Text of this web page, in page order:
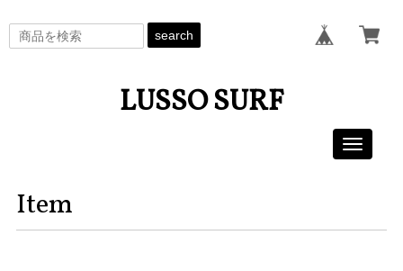
search
LUSSO SURF
Toggle
Item